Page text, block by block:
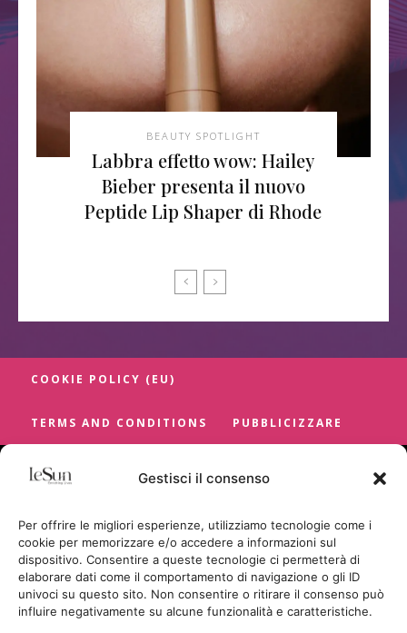
Gestisci il consenso
Per offrire le migliori esperienze, utilizziamo tecnologie come i
cookie per memorizzare e/o accedere a informazioni sul
dispositivo. Consentire a queste tecnologie ci permetterà di
elaborare dati come il comportamento di navigazione o gli ID
univoci su questo sito. Non consentire o ritirare il consenso può
influire negativamente su alcune funzionalità e caratteristiche.
BEAUTY SPOTLIGHT
Labbra effetto wow: Hailey
Bieber presenta il nuovo
Peptide Lip Shaper di Rhode
COOKIE POLICY (EU)
TERMS AND CONDITIONS PUBBLICIZZARE